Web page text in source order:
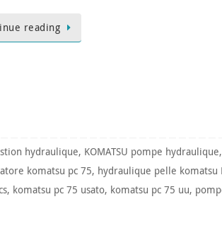
reading
hydraulique, KOMATSU pompe hydraulique,
komatsu pc 75, hydraulique pelle komatsu
, komatsu pc 75 usato, komatsu pc 75 uu,